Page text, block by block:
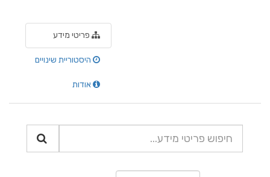
פריטי מידע
היסטוריית שינויים
אודות